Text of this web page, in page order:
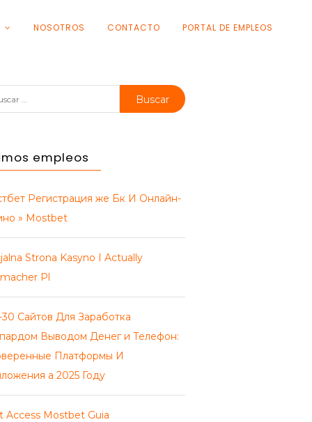
NOSOTROS CONTACTO PORTAL DE EMPLEOS
empleos
Регистрация же Бк И Онлайн-
» Mostbet
Strona Kasyno I Actually
Pl
Сайтов Для Заработка
Выводом Денег и Телефон:
Платформы И
а 2025 Году
Access Mostbet Guia